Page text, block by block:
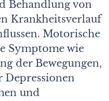
Behandlung von
Krankheitsverlauf
Motorische
Symptome wie
der Bewegungen,
Depressionen
und